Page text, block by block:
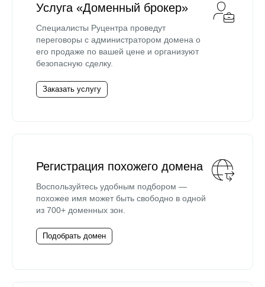
Услуга «Доменный брокер»
Специалисты Руцентра проведут
переговоры с администратором домена о
его продаже по вашей цене и организуют
безопасную сделку.
Заказать услугу
Регистрация похожего домена
Воспользуйтесь удобным подбором —
похожее имя может быть свободно в одной
из 700+ доменных зон.
Подобрать домен